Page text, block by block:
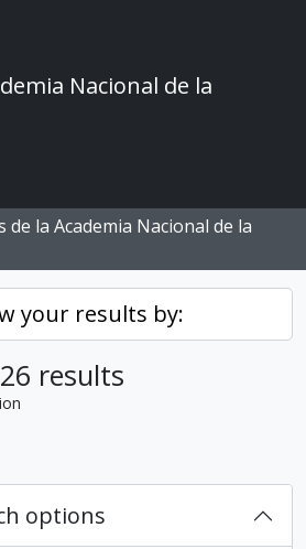
Nacional de la
de la Academia Nacional de la
your results by:
results
options